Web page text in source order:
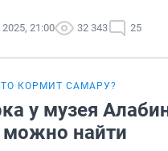
21:00 32 343 25
КОРМИТ САМАРУ?
у музея
можно найти